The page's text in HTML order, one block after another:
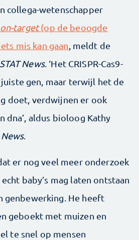
collega-wetenschapper
on-target(op de beoogde
mis kan gaan , meldt de
STAT News. ‘Het CRISPR-Cas9-
gen, maar terwijl het de
doet, verdwijnen er ook
dna’, aldus bioloog Kathy
News.
er nog veel meer onderzoek
baby’s mag laten ontstaan
genbewerking. He heeft
geboekt met muizen en
te snel op mensen